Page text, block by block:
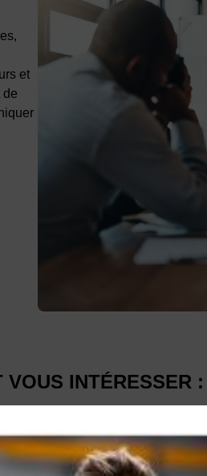
et
de
VOUS INTÉRESSER :